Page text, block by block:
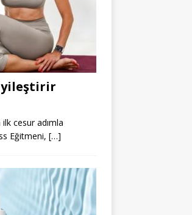
cesur adımla
Eğitmeni, […]